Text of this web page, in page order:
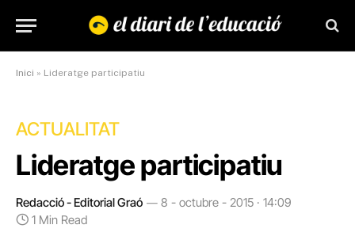
Inici » Lideratge participatiu
ACTUALITAT
Lideratge participatiu
Redacció - Editorial Graó
8 - octubre - 2015 · 14:09
1 Min Read